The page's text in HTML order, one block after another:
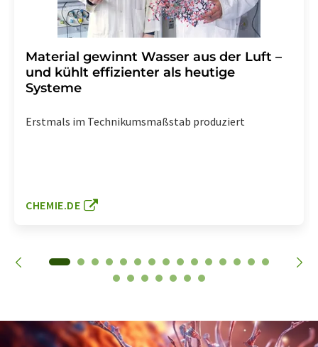
Material gewinnt Wasser aus der Luft –
und kühlt effizienter als heutige
Systeme
Erstmals im Technikumsmaßstab produziert
CHEMIE.DE